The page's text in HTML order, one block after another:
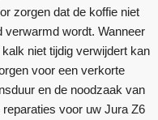
zorgen dat de koffie niet
verwarmd wordt. Wanneer
kalk niet tijdig verwijdert kan
voor een verkorte
en de noodzaak van
reparaties voor uw Jura Z6